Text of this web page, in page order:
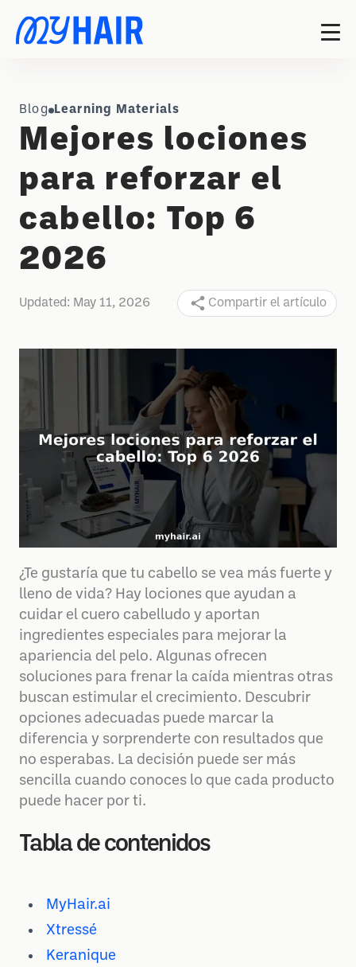
Blog Learning Materials
Mejores lociones
para reforzar el
cabello: Top 6
2026
Updated: May 11, 2026 Compartir el artículo
¿Te gustaría que tu cabello se vea más fuerte y
lleno de vida? Hay lociones que ayudan a
cuidar el cuero cabelludo y aportan
ingredientes especiales para mejorar la
apariencia del pelo. Algunas ofrecen
soluciones para frenar la caída mientras otras
buscan estimular el crecimiento. Descubrir
opciones adecuadas puede marcar la
diferencia y sorprenderte con resultados que
no esperabas. La decisión puede ser más
sencilla cuando conoces lo que cada producto
puede hacer por ti.
Tabla de contenidos
MyHair.ai
Xtressé
Keranique